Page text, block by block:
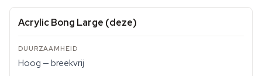
Acrylic Bong Large (deze)
Hoog — breekvrij